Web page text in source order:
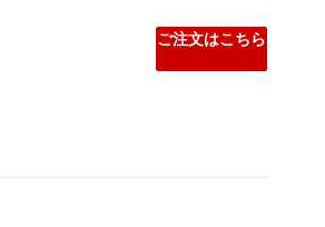
ご注文はこちら